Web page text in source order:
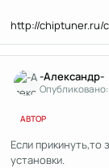
http://chiptuner.ru/
-Александр-
АВТОР
Если
установки.